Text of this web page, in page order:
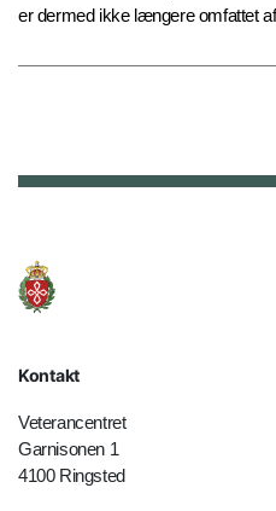
er dermed ikke længere omfattet
Kontakt
Veterancentret
Garnisonen 1
4100 Ringsted